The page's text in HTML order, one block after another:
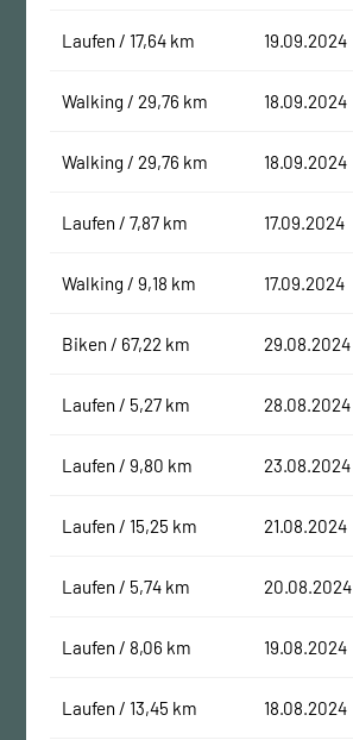
Laufen / 17,64 km 19.09.2024
Walking / 29,76 km 18.09.2024
Walking / 29,76 km 18.09.2024
Laufen / 7,87 km 17.09.2024
Walking / 9,18 km 17.09.2024
Biken / 67,22 km 29.08.2024
Laufen / 5,27 km 28.08.2024
Laufen / 9,80 km 23.08.2024
Laufen / 15,25 km 21.08.2024
Laufen / 5,74 km 20.08.2024
Laufen / 8,06 km 19.08.2024
Laufen / 13,45 km 18.08.2024